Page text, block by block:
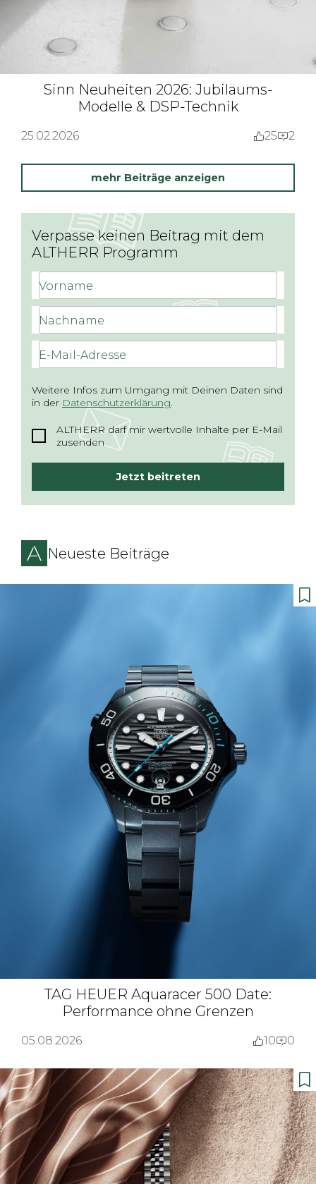
Sinn Neuheiten 2026: Jubiläums-
Modelle & DSP-Technik
25.02.2026 25 2
mehr Beiträge anzeigen
Verpasse keinen Beitrag mit dem
ALTHERR Programm
Vorname
Nachname
E-Mail-Adresse
Weitere Infos zum Umgang mit Deinen Daten sind
in der Datenschutzerklärung.
ALTHERR darf mir wertvolle Inhalte per E-Mail
zusenden
Jetzt beitreten
Neueste Beiträge
TAG HEUER Aquaracer 500 Date:
Performance ohne Grenzen
05.08.2026 10 0